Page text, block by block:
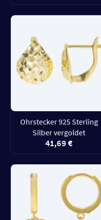
Ohrstecker 925 Sterling
Silber vergoldet
41,69 €